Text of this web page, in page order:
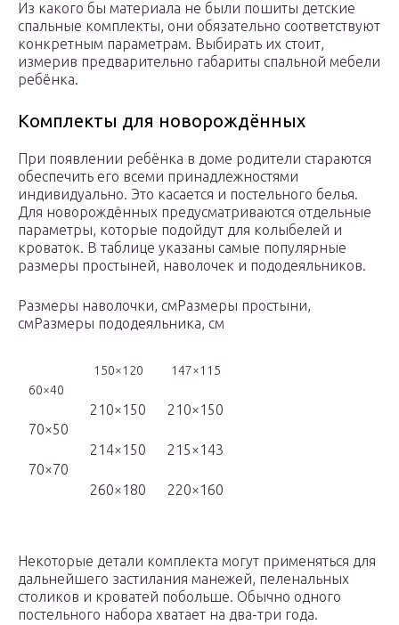
Из какого бы материала не были пошиты детские
спальные комплекты, они обязательно соответствуют
конкретным параметрам. Выбирать их стоит,
измерив предварительно габариты спальной мебели
ребёнка.
Комплекты для новорождённых
При появлении ребёнка в доме родители стараются
обеспечить его всеми принадлежностями
индивидуально. Это касается и постельного белья.
Для новорождённых предусматриваются отдельные
параметры, которые подойдут для колыбелей и
кроваток. В таблице указаны самые популярные
размеры простыней, наволочек и пододеяльников.
Размеры наволочки, смРазмеры простыни,
смРазмеры пододеяльника, см
60×40
70×50
70×70
150×120
210×150
214×150
260×180
147×115
210×150
215×143
220×160
Некоторые детали комплекта могут применяться для
дальнейшего застилания манежей, пеленальных
столиков и кроватей побольше. Обычно одного
постельного набора хватает на два-три года.